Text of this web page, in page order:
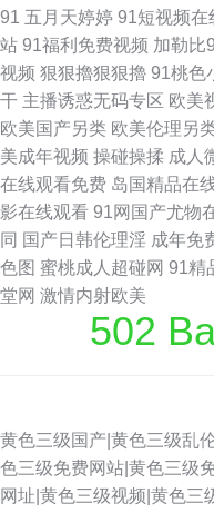
91 五月天婷婷 91短视频在
站 91福利免费视频 加勒比
视频 狠狠擼狠狠擼 91桃色
干 主播诱惑无码专区 欧美
欧美国产另类 欧美伦理另
美成年视频 操碰操揉 成人
在线观看免费 岛国精品在
影在线观看 91网国产尤物
同 国产日韩伦理淫 成年免
色图 蜜桃成人超碰网 91精
堂网 激情内射欧美
502
黄色三级国产|黄色三级乱
色三级免费网站|黄色三级
网址|黄色三级视频|黄色三